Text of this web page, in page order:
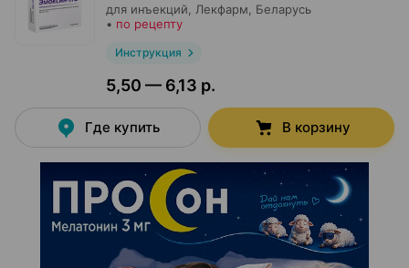
для инъекций, Лекфарм , Беларусь
• по рецепту
Инструкция
5,50 — 6,13 р.
Где купить В корзину